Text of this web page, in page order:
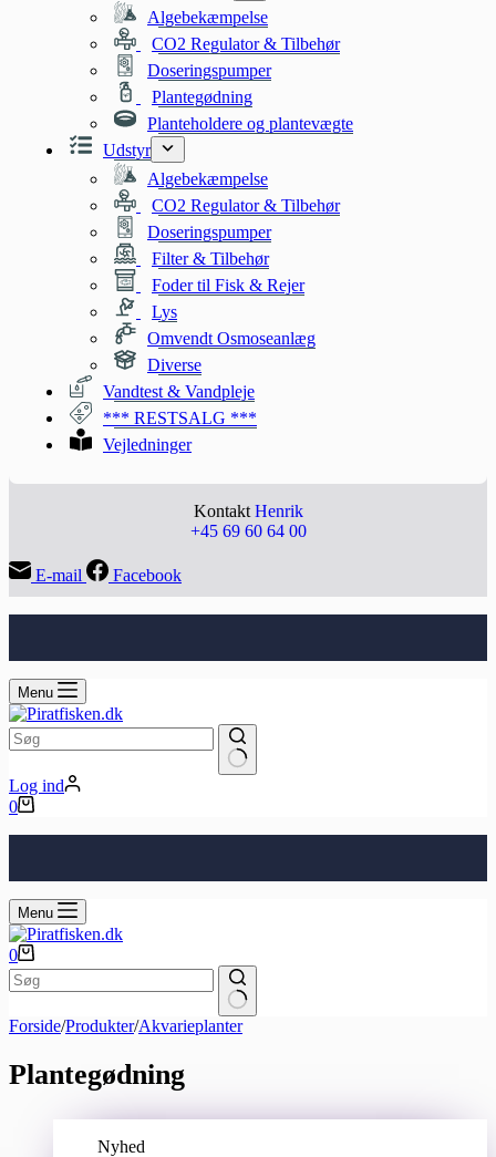
Algebekæmpelse
CO2 Regulator & Tilbehør
Doseringspumper
Plantegødning
Planteholdere og plantevægte
Udstyr
Algebekæmpelse
CO2 Regulator & Tilbehør
Doseringspumper
Filter & Tilbehør
Foder til Fisk & Rejer
Lys
Omvendt Osmoseanlæg
Diverse
Vandtest & Vandpleje
*** RESTSALG ***
Vejledninger
Kontakt Henrik
+45 69 60 64 00
E-mail Facebook
Menu
Ingen
resultater
Log ind
Indkøbskurv
0
Menu
Indkøbskurv
0
Ingen
Forside/Produkter/Akvarieplanter
Plantegødning
Nyhed